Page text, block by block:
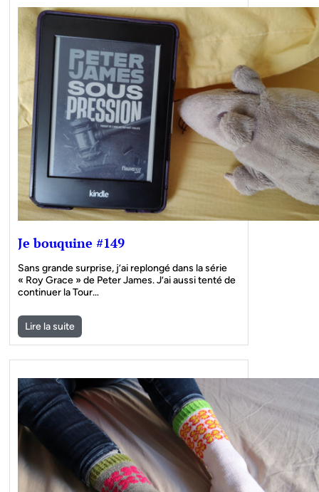
Je bouquine #149
Sans grande surprise, j’ai replongé dans la série
« Roy Grace » de Peter James. J’ai aussi tenté de
continuer la Tour…
Lire la suite